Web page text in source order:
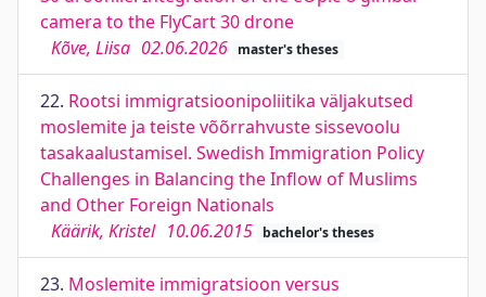
camera to the FlyCart 30 drone
Kõve, Liisa 02.06.2026 master's theses
22. Rootsi immigratsioonipoliitika väljakutsed
moslemite ja teiste võõrrahvuste sissevoolu
tasakaalustamisel. Swedish Immigration Policy
Challenges in Balancing the Inflow of Muslims
and Other Foreign Nationals
Käärik, Kristel 10.06.2015 bachelor's theses
23. Moslemite immigratsioon versus